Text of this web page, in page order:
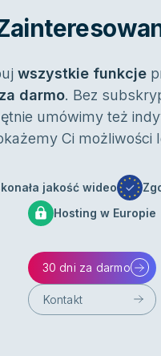
wszystkie funkcje
darmo. Bez
umówimy też
Ci możliwości
jakość wideo
Hosting w Europie
30 dni za darmo
Kontakt